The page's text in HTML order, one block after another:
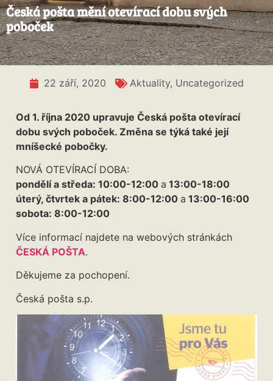
Česká pošta mění otevírací dobu svých
poboček
22 září, 2020 Aktuality, Uncategorized
Od 1. října 2020 upravuje Česká pošta otevírací
dobu svých poboček. Změna se týká také její
mníšecké pobočky.
NOVÁ OTEVÍRACÍ DOBA:
pondělí a středa: 10:00-12:00 a 13:00-18:00
úterý, čtvrtek a pátek: 8:00-12:00 a 13:00-16:00
sobota: 8:00-12:00
Více informací najdete na webových stránkách
ČESKÁ POŠTA.
Děkujeme za pochopení.
Česká pošta s.p.